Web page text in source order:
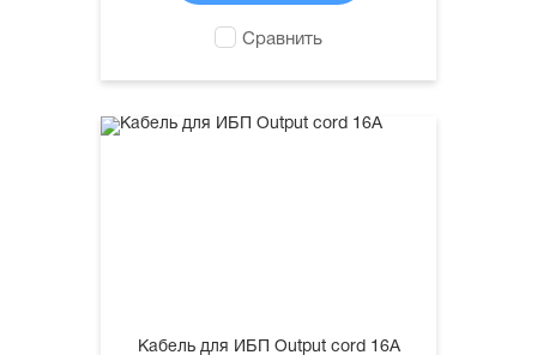
Сравнить
Кабель для ИБП Output cord 16A